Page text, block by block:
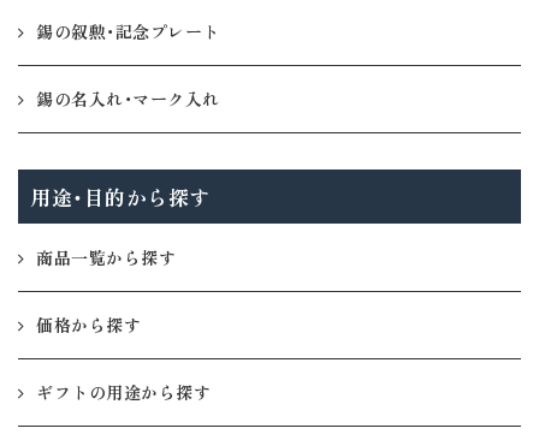
錫の叙勲・記念プレート
錫の名入れ・マーク入れ
用途・目的から探す
商品一覧から探す
価格から探す
ギフトの用途から探す